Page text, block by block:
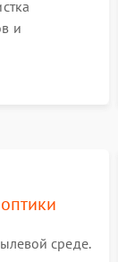
и
среде.